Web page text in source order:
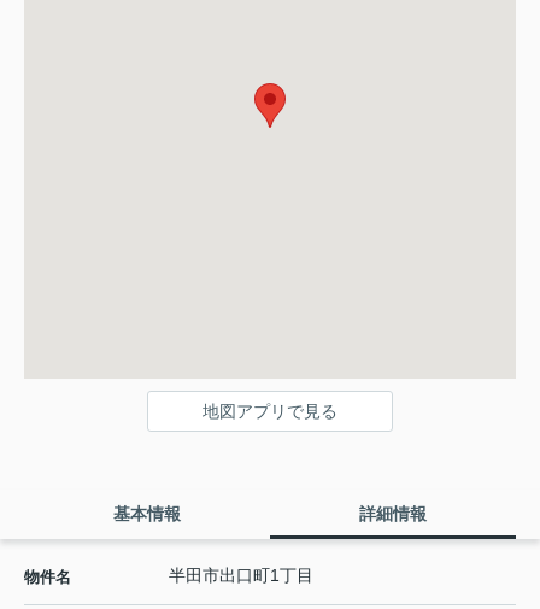
地図アプリで見る
基本情報 詳細情報
物件名 半田市出口町1丁目